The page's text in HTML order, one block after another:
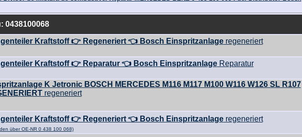
0438100068
Kraftstoff 👉 Regeneriert 👈 Bosch Einspritzanlageregeneriert
Kraftstoff 👉 Reparatur 👈 Bosch EinspritzanlageReparatur
K Jetronic BOSCH MERCEDES M116 M117 M100 W116 W126 SL R107
regeneriert
Kraftstoff 👉 Regeneriert 👈 Bosch Einspritzanlageregeneriert
über OE-NR 0 438 100 068)